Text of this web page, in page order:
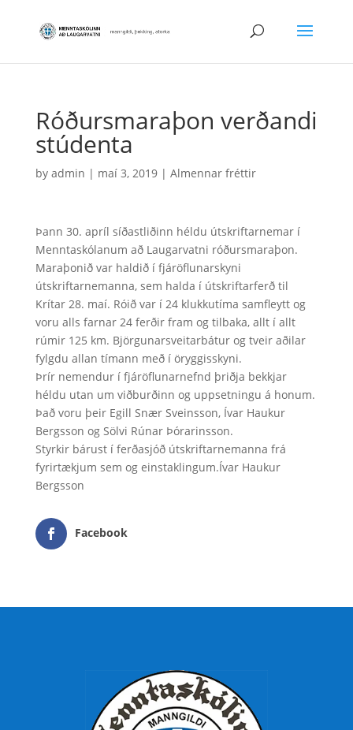
Róðursmaraþon verðandi
stúdenta
by admin | maí 3, 2019| Almennar fréttir
Þann 30. apríl síðastliðinn héldu útskriftarnemar í
Menntaskólanum að Laugarvatni róðursmaraþon.
Maraþonið var haldið í fjáröflunarskyni
útskriftarnemanna, sem halda í útskriftarferð til
Krítar 28. maí. Róið var í 24 klukkutíma samfleytt og
voru alls farnar 24 ferðir fram og tilbaka, allt í allt
rúmir 125 km. Björgunarsveitarbátur og tveir aðilar
fylgdu allan tímann með í öryggisskyni.
Þrír nemendur í fjáröflunarnefnd þriðja bekkjar
héldu utan um viðburðinn og uppsetningu á honum.
Það voru þeir Egill Snær Sveinsson, Ívar Haukur
Bergsson og Sölvi Rúnar Þórarinsson.
Styrkir bárust í ferðasjóð útskriftarnemanna frá
fyrirtækjum sem og einstaklingum.Ívar Haukur
Bergsson
Facebook